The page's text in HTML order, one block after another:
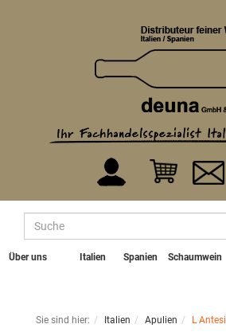
Über uns Italien Spanien Schaumwein
Sie sind hier: Italien Apulien L Antesi